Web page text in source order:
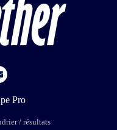
Pro
/ résultats